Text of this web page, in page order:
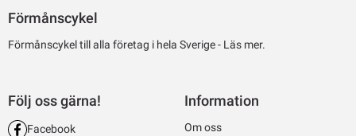
Förmånscykel
Förmånscykel till alla företag i hela Sverige - Läs mer.
Följ oss gärna!
Facebook
Information
Om oss